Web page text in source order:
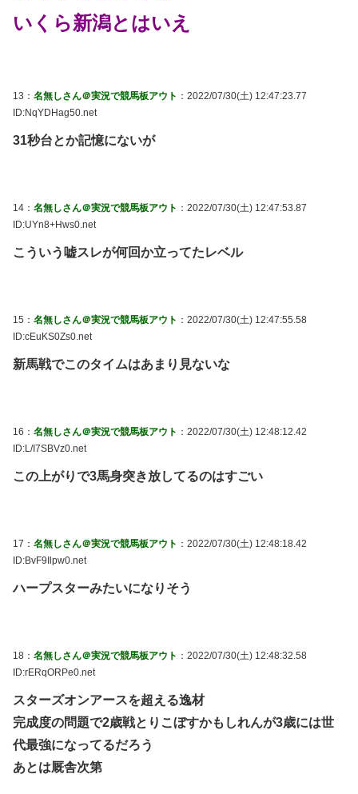
いくら新潟とはいえ
13： 名無しさん＠実況で競馬板アウト ：2022/07/30(土) 12:47:23.77
ID:NqYDHag50.net
31秒台とか記憶にないが
14： 名無しさん＠実況で競馬板アウト ：2022/07/30(土) 12:47:53.87
ID:UYn8+Hws0.net
こういう嘘スレが何回か立ってたレベル
15： 名無しさん＠実況で競馬板アウト ：2022/07/30(土) 12:47:55.58
ID:cEuKS0Zs0.net
新馬戦でこのタイムはあまり見ないな
16： 名無しさん＠実況で競馬板アウト ：2022/07/30(土) 12:48:12.42
ID:L/I7SBVz0.net
この上がりで3馬身突き放してるのはすごい
17： 名無しさん＠実況で競馬板アウト ：2022/07/30(土) 12:48:18.42
ID:BvF9Ilpw0.net
ハープスターみたいになりそう
18： 名無しさん＠実況で競馬板アウト ：2022/07/30(土) 12:48:32.58
ID:rERqORPe0.net
スターズオンアースを超える逸材
完成度の問題で2歳戦とりこぼすかもしれんが3歳には世
代最強になってるだろう
あとは厩舎次第